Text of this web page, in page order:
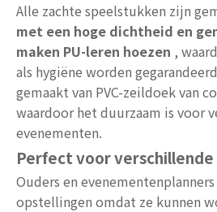
Alle zachte speelstukken zijn
met een hoge dichtheid en
maken PU-leren hoezen ,
als hygiëne worden
gemaakt van PVC-zeildoek van
waardoor het duurzaam is voor
evenementen.
Perfect voor
Ouders en
opstellingen omdat ze kunnen